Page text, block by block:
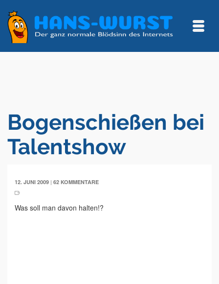
Bogenschießen bei
Talentshow
12. JUNI 2009 | 62 KOMMENTARE
Was soll man davon halten!?